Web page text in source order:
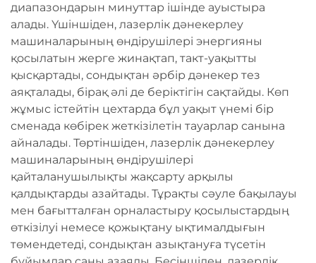
диапазондарын минуттар ішінде ауыстыра
алады. Үшіншіден, лазерлік дәнекерлеу
машиналарының өндірушілері энергияны
қосылатын жерге жинақтап, такт-уақытты
қысқартады, сондықтан әрбір дәнекер тез
аяқталады, бірақ әлі де беріктігін сақтайды. Көп
жұмыс істейтін цехтарда бұл уақыт үнемі бір
сменада көбірек жеткізілетін тауарлар санына
айналады. Төртіншіден, лазерлік дәнекерлеу
машиналарының өндірушілері
қайталанушылықты жақсарту арқылы
қалдықтарды азайтады. Тұрақты сәуле бақылауы
мен бағытталған орналастыру қосылыстардың
өткізілуі немесе қожықтану ықтималдығын
төмендетеді, сондықтан азықтануға түсетін